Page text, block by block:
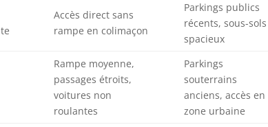
Accès direct sans
rampe en colimaçon
Parkings publics
récents, sous-sols
spacieux
Rampe moyenne,
passages étroits,
voitures non
roulantes
Parkings
souterrains
anciens, accès en
zone urbaine